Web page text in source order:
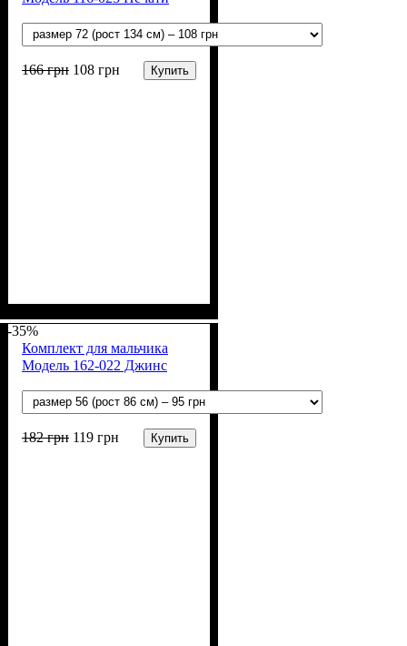
166грн 108 грн Купить
-35%
Комплект для мальчика
Модель 162-022 Джинс
182грн 119 грн Купить